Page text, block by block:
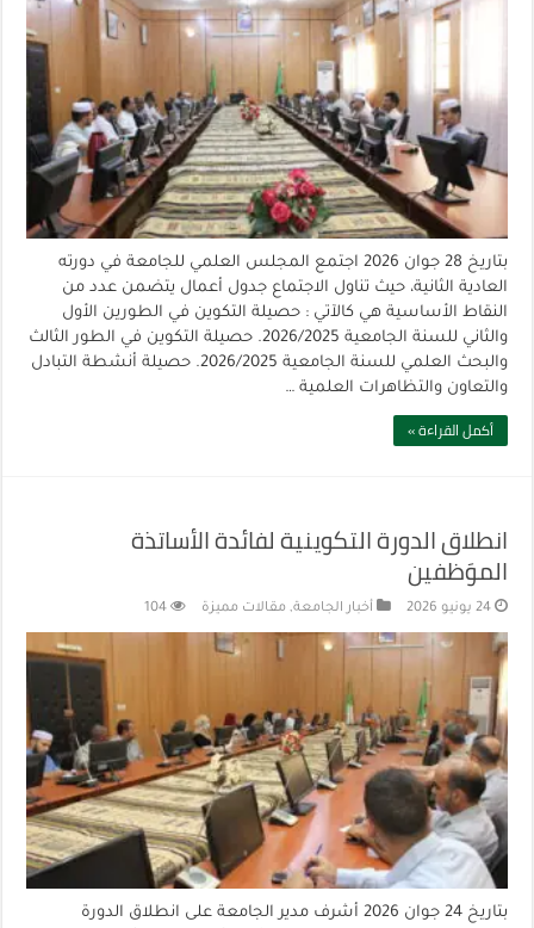
بتاريخ 28 جوان 2026 اجتمع المجلس العلمي للجامعة في دورته
العادية الثانية، حيث تناول الاجتماع جدول أعمال يتضمن عدد من
النقاط الأساسية هي كالآتي : حصيلة التكوين في الطورين الأول
والثاني للسنة الجامعية 2026/2025. حصيلة التكوين في الطور الثالث
والبحث العلمي للسنة الجامعية 2026/2025. حصيلة أنشطة التبادل
والتعاون والتظاهرات العلمية …
أكمل القراءة »
انطلاق الدورة التكوينية لفائدة الأساتذة
الموَظفين
24 يونيو 2026 أخبار الجامعة, مقالات مميزة 104
بتاريخ 24 جوان 2026 أشرف مدير الجامعة على انطلاق الدورة